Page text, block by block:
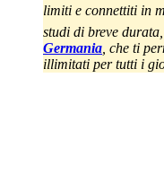
limiti e connettiti in
studi di breve
Germania , che ti
illimitati per tutti i